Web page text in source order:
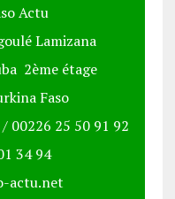
Actu
Lamizana
2ème étage
Faso
00226 25 50 91 92
34 94
actu.net